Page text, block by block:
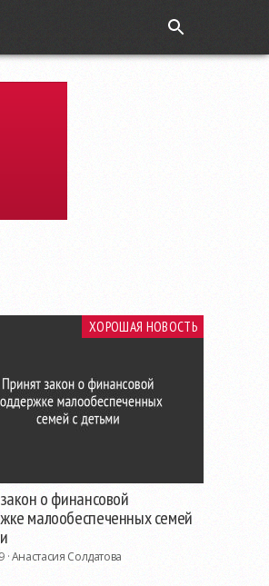
ХОРОШАЯ НОВОСТЬ
о финансовой
малообеспеченных семей
·Анастасия Солдатова